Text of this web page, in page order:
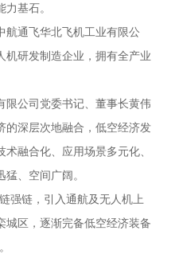
基石。
通飞华北飞机工业有限公
机研发制造企业，拥有全产业
公司党委书记、董事长黄伟
的深层次地融合，低空经济发
融合化、应用场景多元化、
、空间广阔。
链，引入通航及无人机上
城区，逐渐完备低空经济装备